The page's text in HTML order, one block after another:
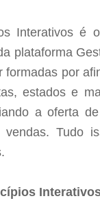
Interativos é
plataforma
formadas por
estados e
a oferta
vendas. Tudo